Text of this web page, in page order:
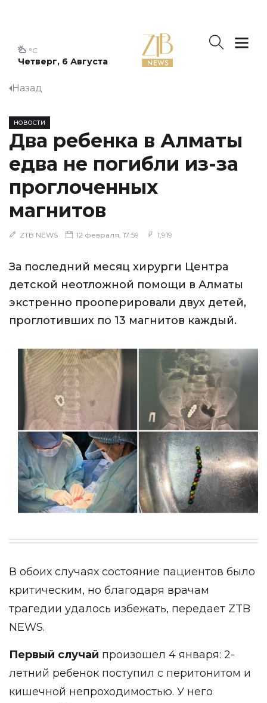
Четверг, 6 Августа
°C
Назад
НОВОСТИ
Два ребенка в Алматы
едва не погибли из-за
проглоченных
магнитов
ZTB NEWS 12 февраля, 17:59 1,919
За последний месяц хирурги Центра
детской неотложной помощи в Алматы
экстренно прооперировали двух детей,
проглотивших по 13 магнитов каждый.
В обоих случаях состояние пациентов было
критическим, но благодаря врачам
трагедии удалось избежать, передает ZTB
NEWS.
Первый случай произошел 4 января: 2-
летний ребенок поступил с перитонитом и
кишечной непроходимостью. У него